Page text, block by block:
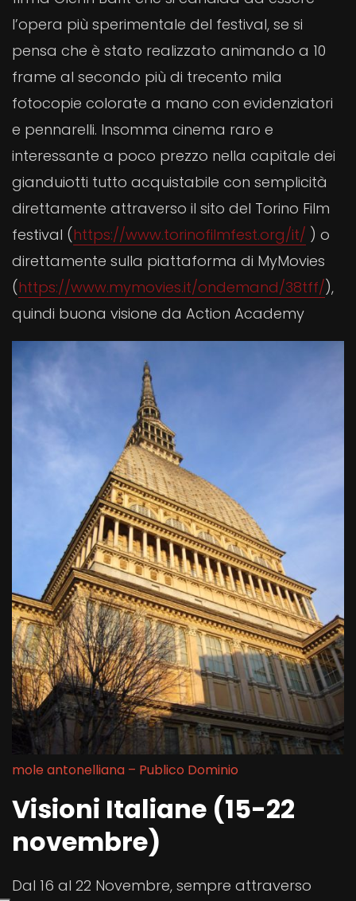
l’opera più sperimentale del festival, se si
pensa che è stato realizzato animando a 10
frame al secondo più di trecento mila
fotocopie colorate a mano con evidenziatori
e pennarelli. Insomma cinema raro e
interessante a poco prezzo nella capitale dei
gianduiotti tutto acquistabile con semplicità
direttamente attraverso il sito del Torino Film
festival (https://www.torinofilmfest.org/it/ ) o
direttamente sulla piattaforma di MyMovies
(https://www.mymovies.it/ondemand/38tff/),
quindi buona visione da Action Academy
mole antonelliana – Publico Dominio
Visioni Italiane (15-22
novembre)
Dal 16 al 22 Novembre, sempre attraverso